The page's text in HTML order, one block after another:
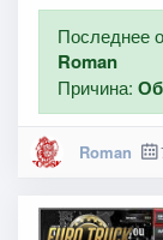
Последнее
Roman
Причина:
Roman